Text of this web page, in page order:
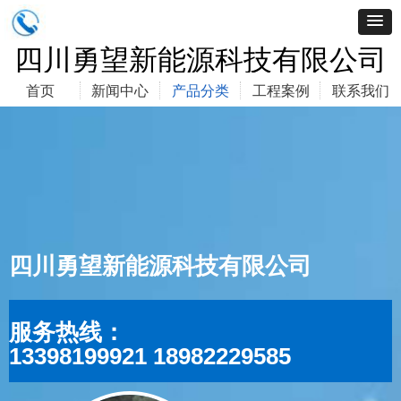
四川勇望新能源科技有限公司
首页 新闻中心 产品分类 工程案例 联系我们
四川勇望新能源科技有限公司
服务热线：
13398199921 18982229585